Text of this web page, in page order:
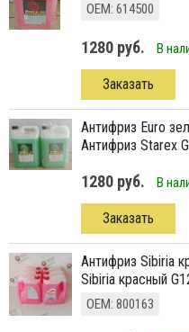
ОЕМ: 614500
1280 руб. В
Заказать
антифриз Euro зеленый G11(-40) 10кг нов. \
Антифриз Starex
1280 руб. В
Заказать
антифриз Sibiria красный (- 40) 5кг. нов. \ Антифриз
Sibiria красный
ОЕМ: 800163